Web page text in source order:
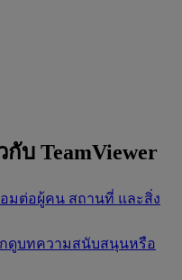
บ TeamViewer
อมต่อผู้คน สถานที่ และสิ่ง
กดูบทความสนับสนุนหรือ